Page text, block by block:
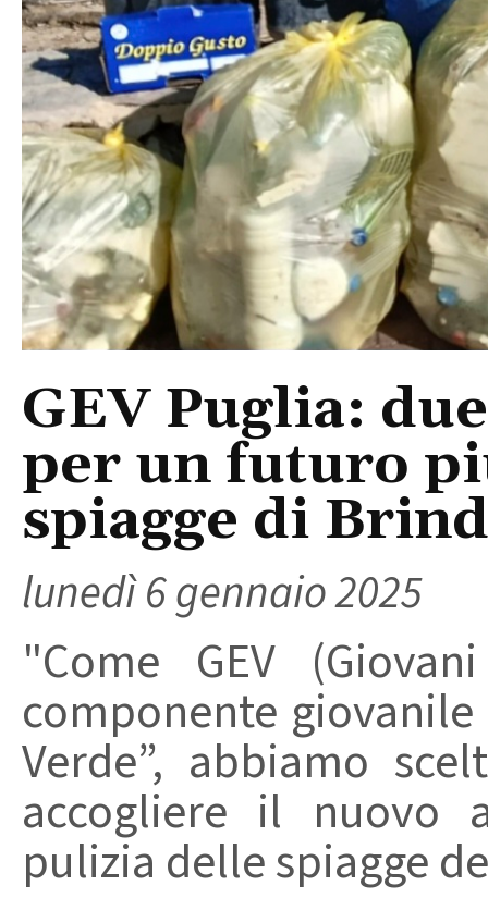
GEV Puglia:
per un futuro
spiagge di
lunedì 6 gennaio 2025
"Come GEV
componente
Verde”, abbiamo
accogliere il nuovo
pulizia delle spiagge